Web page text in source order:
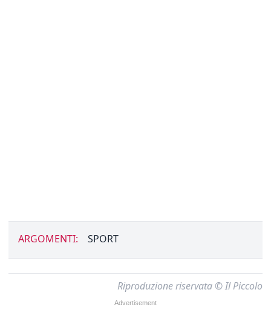
ARGOMENTI: SPORT
Riproduzione riservata © Il Piccolo